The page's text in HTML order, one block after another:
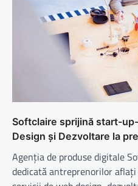
Softclaire sprijină start-
Design și Dezvoltare la
Agenția de produse digitale
dedicată antreprenorilor